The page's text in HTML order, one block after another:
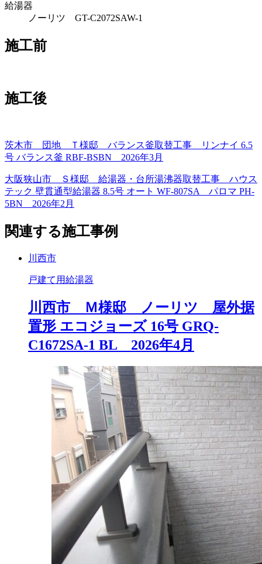
給湯器
ノーリツ GT-C2072SAW-1
施工前
施工後
茨木市 団地 Ｔ様邸 バランス釜取替工事 リンナイ 6.5
号 バランス釜 RBF-BSBN 2026年3月
大阪狭山市 Ｓ様邸 給湯器・台所湯沸器取替工事 ハウス
テック 壁貫通型給湯器 8.5号 オート WF-807SA パロマ PH-
5BN 2026年2月
関連する施工事例
川西市
戸建て用給湯器
川西市 Ｍ様邸 ノーリツ 屋外据
置形 エコジョーズ 16号 GRQ-
C1672SA-1 BL 2026年4月